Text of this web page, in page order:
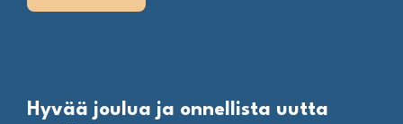
Hyvää joulua ja onnellista uutta